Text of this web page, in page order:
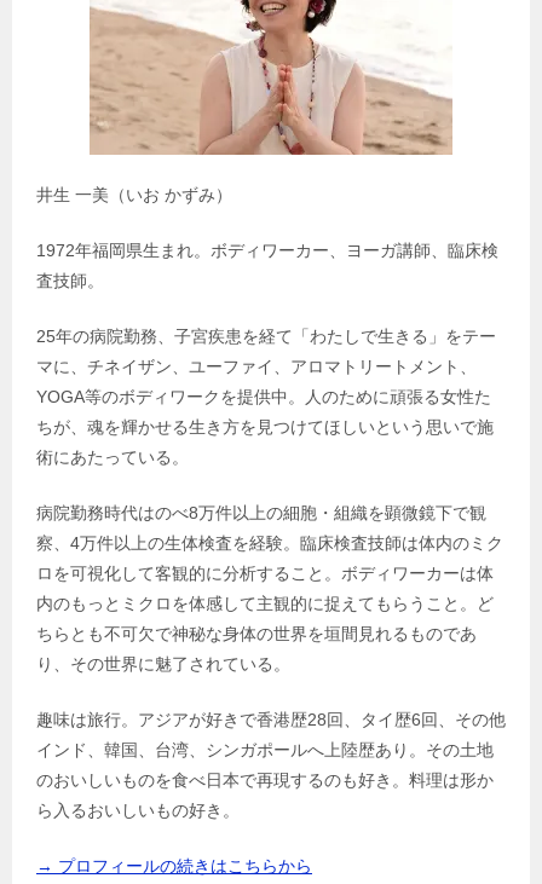
井生 一美（いお かずみ）
1972年福岡県生まれ。ボディワーカー、ヨーガ講師、臨床検
査技師。
25年の病院勤務、子宮疾患を経て「わたしで生きる」をテー
マに、チネイザン、ユーファイ、アロマトリートメント、
YOGA等のボディワークを提供中。人のために頑張る女性た
ちが、魂を輝かせる生き方を見つけてほしいという思いで施
術にあたっている。
病院勤務時代はのべ8万件以上の細胞・組織を顕微鏡下で観
察、4万件以上の生体検査を経験。臨床検査技師は体内のミク
ロを可視化して客観的に分析すること。ボディワーカーは体
内のもっとミクロを体感して主観的に捉えてもらうこと。ど
ちらとも不可欠で神秘な身体の世界を垣間見れるものであ
り、その世界に魅了されている。
趣味は旅行。アジアが好きで香港歴28回、タイ歴6回、その他
インド、韓国、台湾、シンガポールへ上陸歴あり。その土地
のおいしいものを食べ日本で再現するのも好き。料理は形か
ら入るおいしいもの好き。
→ プロフィールの続きはこちらから